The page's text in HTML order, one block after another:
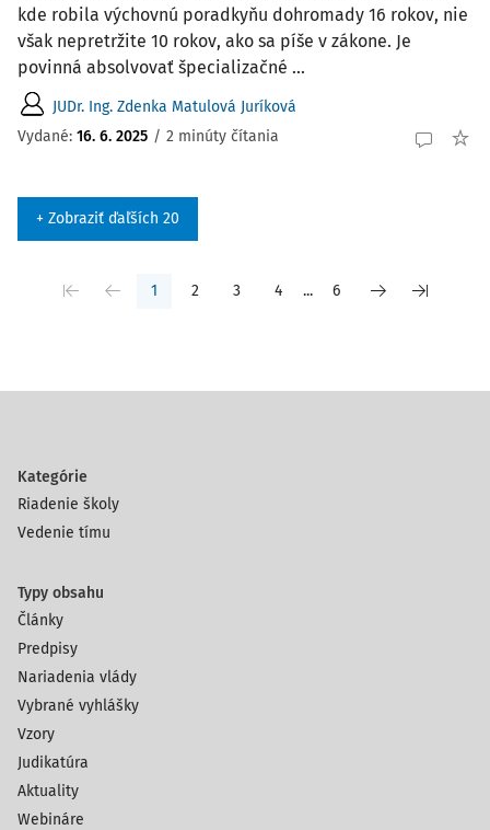
kde robila výchovnú poradkyňu dohromady 16 rokov, nie
však nepretržite 10 rokov, ako sa píše v zákone. Je
povinná absolvovať špecializačné ...
JUDr. Ing. Zdenka Matulová Juríková
Vydané: 16. 6. 2025 / 2 minúty čítania
+ Zobraziť ďaľších 20
1 2 3 4 ... 6
Kategórie
Riadenie školy
Vedenie tímu
Typy obsahu
Články
Predpisy
Nariadenia vlády
Vybrané vyhlášky
Vzory
Judikatúra
Aktuality
Webináre